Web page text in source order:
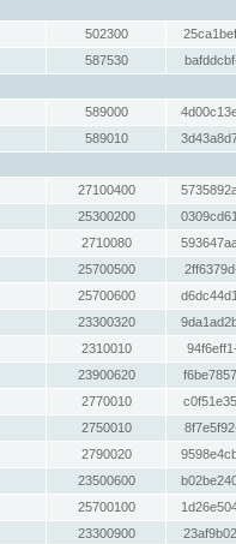
502300
587530
589000
589010
27100400
25300200
2710080
25700500
25700600
23300320
2310010
23900620
2770010
2750010
2790020
23500600
25700100
23300900